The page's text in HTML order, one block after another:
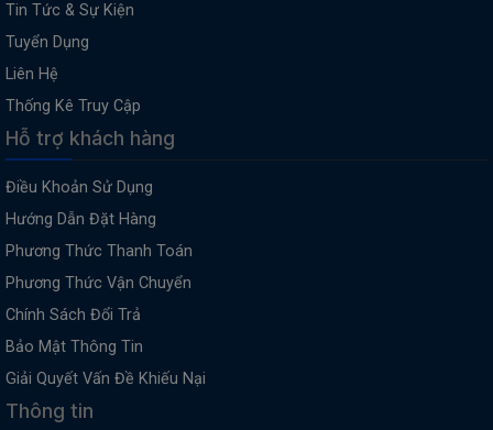
Tin Tức & Sự Kiện
Tuyển Dụng
Liên Hệ
Thống Kê Truy Cập
Hỗ trợ khách hàng
Điều Khoản Sử Dụng
Hướng Dẫn Đặt Hàng
Phương Thức Thanh Toán
Phương Thức Vận Chuyển
Chính Sách Đổi Trả
Bảo Mật Thông Tin
Giải Quyết Vấn Đề Khiếu Nại
Thông tin